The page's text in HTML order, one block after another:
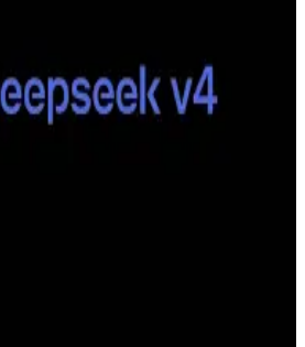
全新預覽版旗艦模型系列，已
式發布。該系列包含 DeepSeek-V4-
，兩者皆支援 100 萬 Token 的